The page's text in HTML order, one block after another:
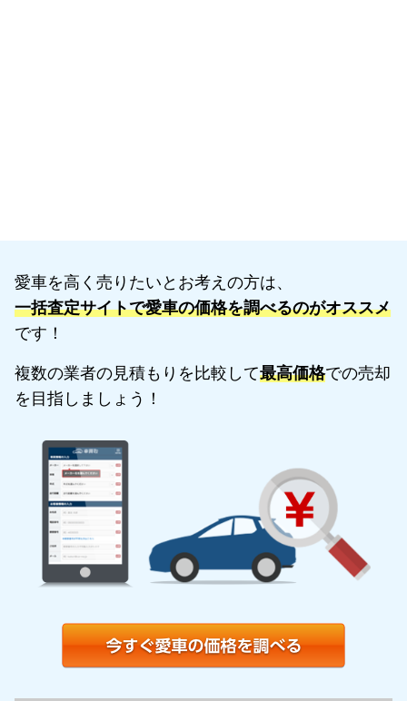
愛車を高く売りたいとお考えの方は、
一括査定サイトで愛車の価格を調べるのがオススメ
です！
複数の業者の見積もりを比較して最高価格での売却
を目指しましょう！